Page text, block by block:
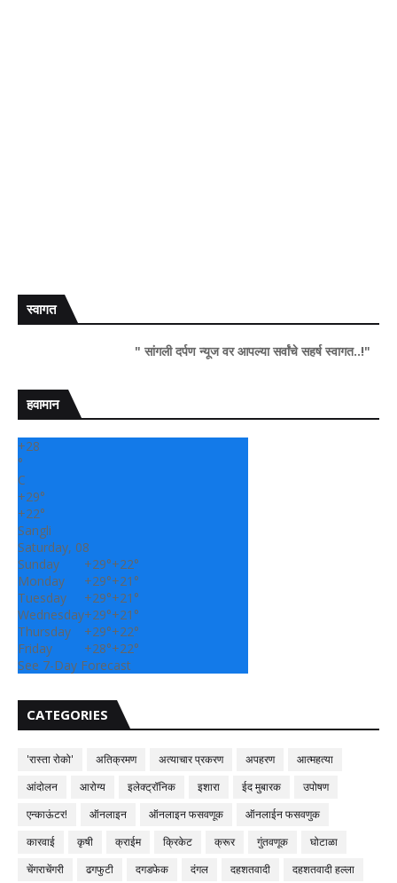
स्वागत
" सांगली दर्पण न्यूज वर आपल्या सर्वांचे सहर्ष स्वागत..!"
हवामान
+28
°
C
+29°
+22°
Sangli
Saturday, 08
Sunday
+29°+22°
Monday
+29°+21°
Tuesday
+29°+21°
Wednesday+29°+21°
Thursday
+29°+22°
Friday
+28°+22°
See 7-Day Forecast
CATEGORIES
'रास्ता रोको' अतिक्रमण अत्याचार प्रकरण अपहरण
आत्महत्या
आंदोलन
आरोग्य इलेक्ट्रॉनिक इशारा ईद मुबारक
उपोषण
एन्काऊंटर!
ऑनलाइन ऑनलाइन फसवणूक
ऑनलाईन फसवणुक
कारवाई
कृषी क्राईम क्रिकेट क्रूर गुंतवणूक
घोटाळा
चेंगराचेंगरी
ढगफुटी दगडफेक दंगल दहशतवादी
दहशतवादी हल्ला